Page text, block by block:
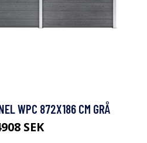
WPC 872X186 CM GRÅ
SEK